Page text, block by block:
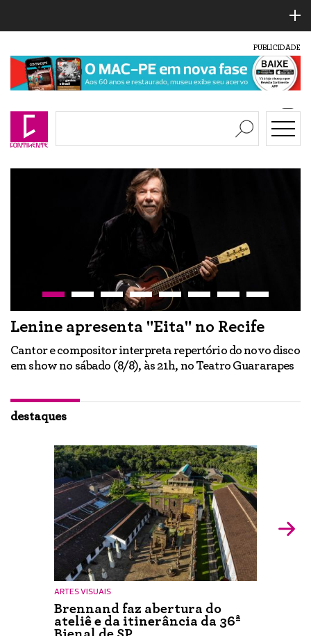
PUBLICIDADE
Lenine apresenta "Eita" no Recife
Cantor e compositor interpreta repertório do novo disco
em show no sábado (8/8), às 21h, no Teatro Guararapes
destaques
ARTES VISUAIS
Brennand faz abertura do
ateliê e da itinerância da 36ª